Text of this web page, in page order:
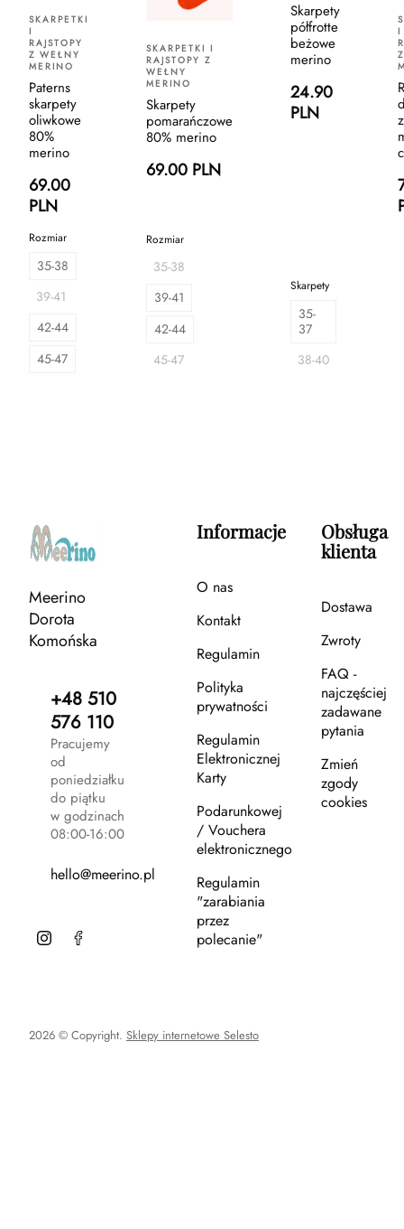
SKARPETKI
I
RAJSTOPY
Z WEŁNY
MERINO
Paterns
skarpety
oliwkowe
80%
merino
69.00
PLN
Rozmiar
35-38
39-41
42-44
45-47
SKARPETKI I
RAJSTOPY Z
WEŁNY
MERINO
Skarpety
pomarańczowe
80% merino
69.00 PLN
Rozmiar
35-38
39-41
42-44
45-47
Skarpety
półfrotte
beżowe
merino
24.90
PLN
Skarpety
35-
37
38-40
I
Meerino
Dorota
Komońska
+48 510
576 110
Pracujemy
od
poniedziałku
do piątku
w godzinach
08:00-16:00
hello@meerino.pl
Informacje
O nas
Kontakt
Regulamin
Polityka
prywatności
Regulamin
Elektronicznej
Karty
Podarunkowej
/ Vouchera
elektronicznego
Regulamin
"zarabiania
przez
polecanie"
Obsługa
klienta
Dostawa
Zwroty
FAQ -
najczęściej
zadawane
pytania
Zmień
zgody
cookies
2026 © Copyright. Sklepy internetowe Selesto